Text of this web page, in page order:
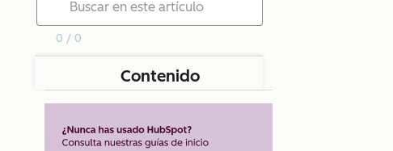
0 / 0
Contenido